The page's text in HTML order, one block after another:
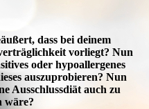
dass bei deinem
vorliegt? Nun
oder hypoallergenes
auszuprobieren? Nun
Ausschlussdiät auch zu
wäre?